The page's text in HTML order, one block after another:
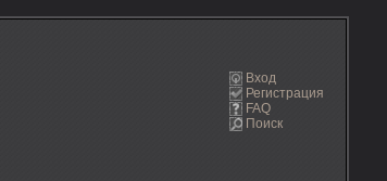
Вход
Регистрация
FAQ
Поиск